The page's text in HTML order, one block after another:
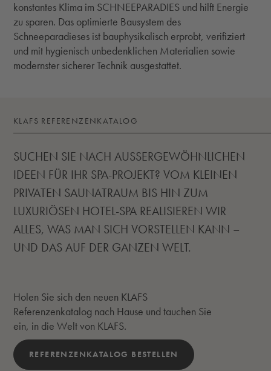
konstantes Klima im SCHNEEPARADIES und hilft Energie
zu sparen. Das optimierte Bausystem des
Schneeparadieses ist bauphysikalisch erprobt, verifiziert
und mit hygienisch unbedenklichen Materialien sowie
modernster sicherer Technik ausgestattet.
KLAFS REFERENZENKATALOG
SUCHEN SIE NACH AUSSERGEWÖHNLICHEN
IDEEN FÜR IHR SPA-PROJEKT? VOM KLEINEN
PRIVATEN SAUNATRAUM BIS HIN ZUM
LUXURIÖSEN HOTEL-SPA REALISIEREN WIR
ALLES, WAS MAN SICH VORSTELLEN KANN –
UND DAS AUF DER GANZEN WELT.
Holen Sie sich den neuen KLAFS
Referenzenkatalog nach Hause und tauchen Sie
ein, in die Welt von KLAFS.
REFERENZENKATALOG BESTELLEN